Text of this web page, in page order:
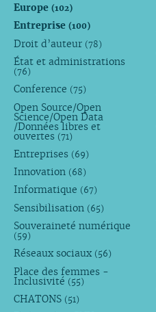
Europe (102)
Entreprise (100)
Droit d’auteur (78)
État et administrations
(76)
Conference (75)
Open Source/Open
Science/Open Data
/Données libres et
ouvertes (71)
Entreprises (69)
Innovation (68)
Informatique (67)
Sensibilisation (65)
Souveraineté numérique
(59)
Réseaux sociaux (56)
Place des femmes -
Inclusivité (55)
CHATONS (51)